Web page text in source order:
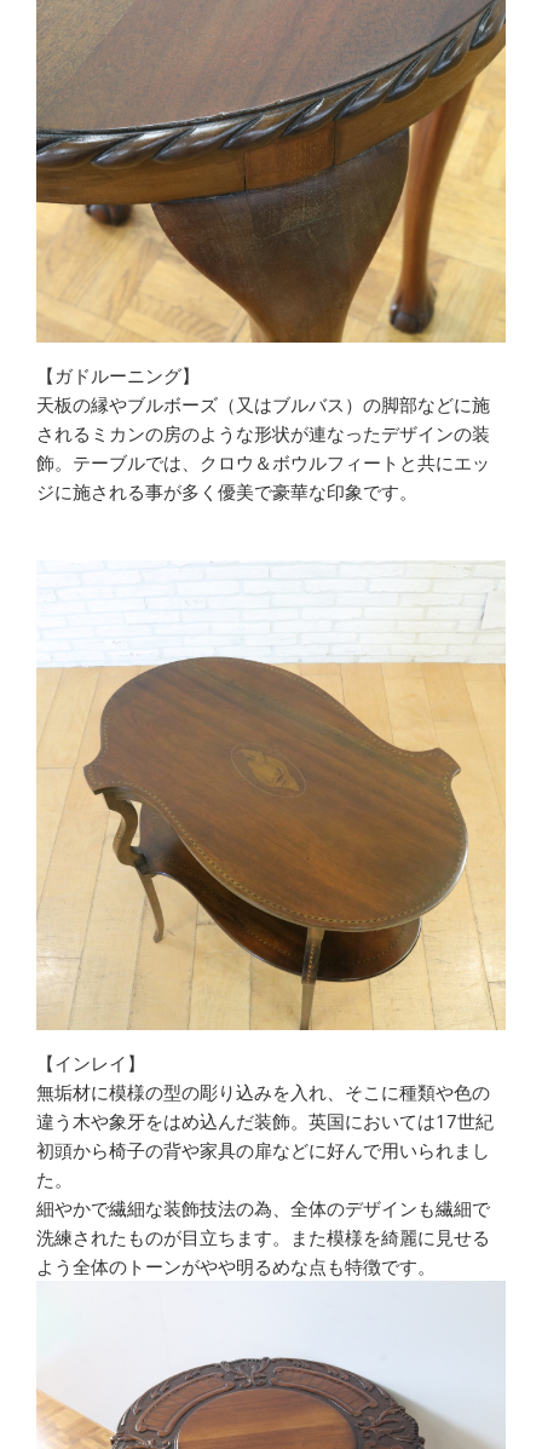
【ガドルーニング】
天板の縁やブルボーズ（又はブルバス）の脚部などに施
されるミカンの房のような形状が連なったデザインの装
飾。テーブルでは、クロウ＆ボウルフィートと共にエッ
ジに施される事が多く優美で豪華な印象です。
【インレイ】
無垢材に模様の型の彫り込みを入れ、そこに種類や色の
違う木や象牙をはめ込んだ装飾。英国においては17世紀
初頭から椅子の背や家具の扉などに好んで用いられまし
た。
細やかで繊細な装飾技法の為、全体のデザインも繊細で
洗練されたものが目立ちます。また模様を綺麗に見せる
よう全体のトーンがやや明るめな点も特徴です。